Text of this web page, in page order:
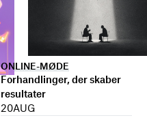
ONLINE-MØDE
Forhandlinger, der skaber
resultater
20AUG